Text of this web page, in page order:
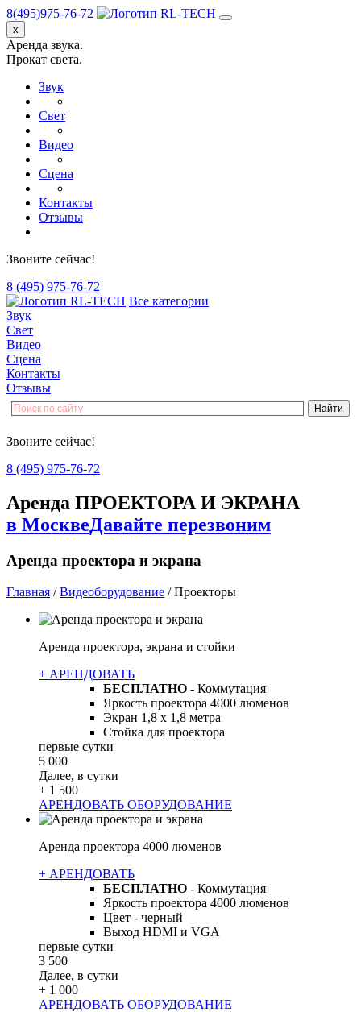
8(495)975-76-72
x
Аренда звука.
Прокат света.
Звук
Свет
Видео
Сцена
Контакты
Отзывы
Звоните сейчас!
8 (495) 975-76-72
Все категории
Звук
Свет
Видео
Сцена
Контакты
Отзывы
Звоните сейчас!
8 (495) 975-76-72
Аренда ПРОЕКТОРА И ЭКРАНА
в МосквеДавайте перезвоним
Аренда проектора и экрана
Главная /Видеоборудование /Проекторы
Аренда проектора, экрана и стойки
+ АРЕНДОВАТЬ
БЕСПЛАТНО - Коммутация
Яркость проектора 4000 люменов
Экран 1,8 х 1,8 метра
Стойка для проектора
первые сутки
5 000
Далее, в сутки
+ 1 500
АРЕНДОВАТЬ ОБОРУДОВАНИЕ
Аренда проектора 4000 люменов
+ АРЕНДОВАТЬ
БЕСПЛАТНО - Коммутация
Яркость проектора 4000 люменов
Цвет - черный
Выход HDMI и VGA
первые сутки
3 500
Далее, в сутки
+ 1 000
АРЕНДОВАТЬ ОБОРУДОВАНИЕ